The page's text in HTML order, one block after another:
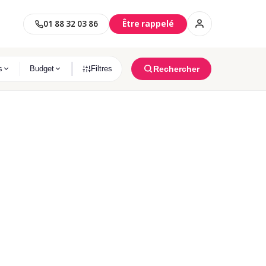
01 88 32 03 86 Être rappelé
Saint-Maur-Des-Fossés
Budget Filtres Rechercher